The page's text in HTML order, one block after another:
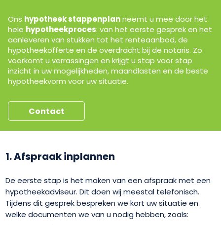
Ons hypotheek stappenplanneemt u mee door het
hele hypotheekproces: van het eerste gesprek en het
aanleveren van stukken tot het renteaanbod, de
hypotheekofferte en de overdracht bij de notaris. Zo
voorkomt u verrassingen en krijgt u stap voor stap
inzicht in uw mogelijkheden, maandlasten en de beste
hypotheekvorm voor uw situatie.
Contact
1. Afspraak inplannen
De eerste stap is het maken van een afspraak met een
hypotheekadviseur. Dit doen wij meestal telefonisch.
Tijdens dit gesprek bespreken we kort uw situatie en
welke documenten we van u nodig hebben, zoals: